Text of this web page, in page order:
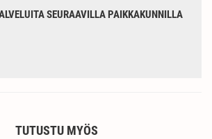
SEURAAVILLA PAIKKAKUNNILLA
TUTUSTU MYÖS